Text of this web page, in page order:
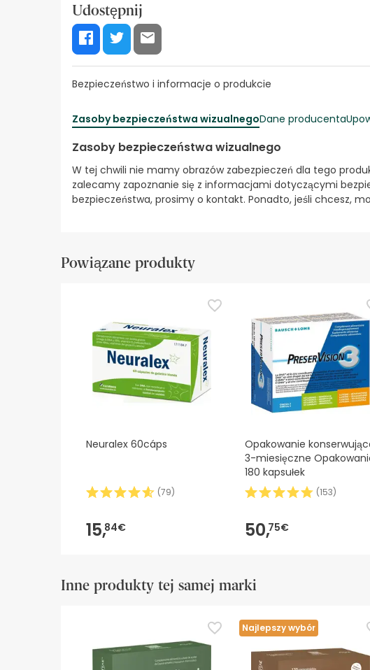
Udostępnij
Bezpieczeństwo i informacje o produkcie
Zasoby bezpieczeństwa wizualnegoDane producenta
Zasoby bezpieczeństwa wizualnego
W tej chwili nie mamy obrazów zabezpieczeń dla tego
zalecamy zapoznanie się z informacjami dotyczącymi
bezpieczeństwa, prosimy o kontakt. Ponadto, jeśli chcesz,
Powiązane produkty
Neuralex 60cáps
(79)
15,84€
Opakowanie
3-miesięczne
180 kapsułek
(153)
50,75€
Inne produkty tej samej marki
Najlepszy wybór